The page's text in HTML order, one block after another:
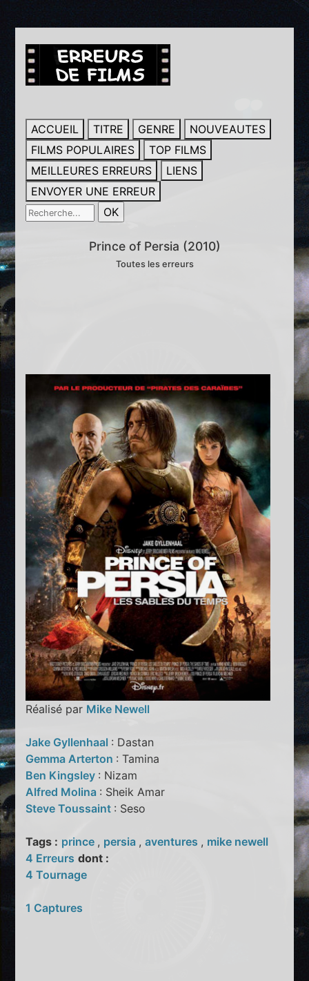
ACCUEIL TITRE GENRE
NOUVEAUTES
FILMS POPULAIRES
TOP FILMS
MEILLEURES ERREURS
LIENS
ENVOYER UNE ERREUR
Prince of Persia (2010)
Toutes les erreurs
Réalisé par Mike Newell
Jake Gyllenhaal : Dastan
Gemma Arterton : Tamina
Ben Kingsley : Nizam
Alfred Molina : Sheik Amar
Steve Toussaint : Seso
Tags : prince , persia ,aventures , mike newell
4 Erreurs dont :
4 Tournage
1 Captures